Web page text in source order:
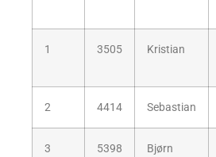
1 3505 Kristian
2 4414 Sebastian
3 5398 Bjørn